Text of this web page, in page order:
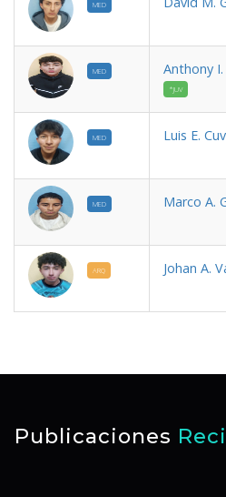
MED
MED Anthony I.
*JUV
MED Luis E.
MED Marco A.
ARQ Johan A.
Publicaciones